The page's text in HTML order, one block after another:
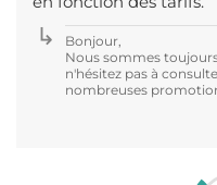
Bonjour,
Nous sommes
n'hésitez pas à
nombreuses